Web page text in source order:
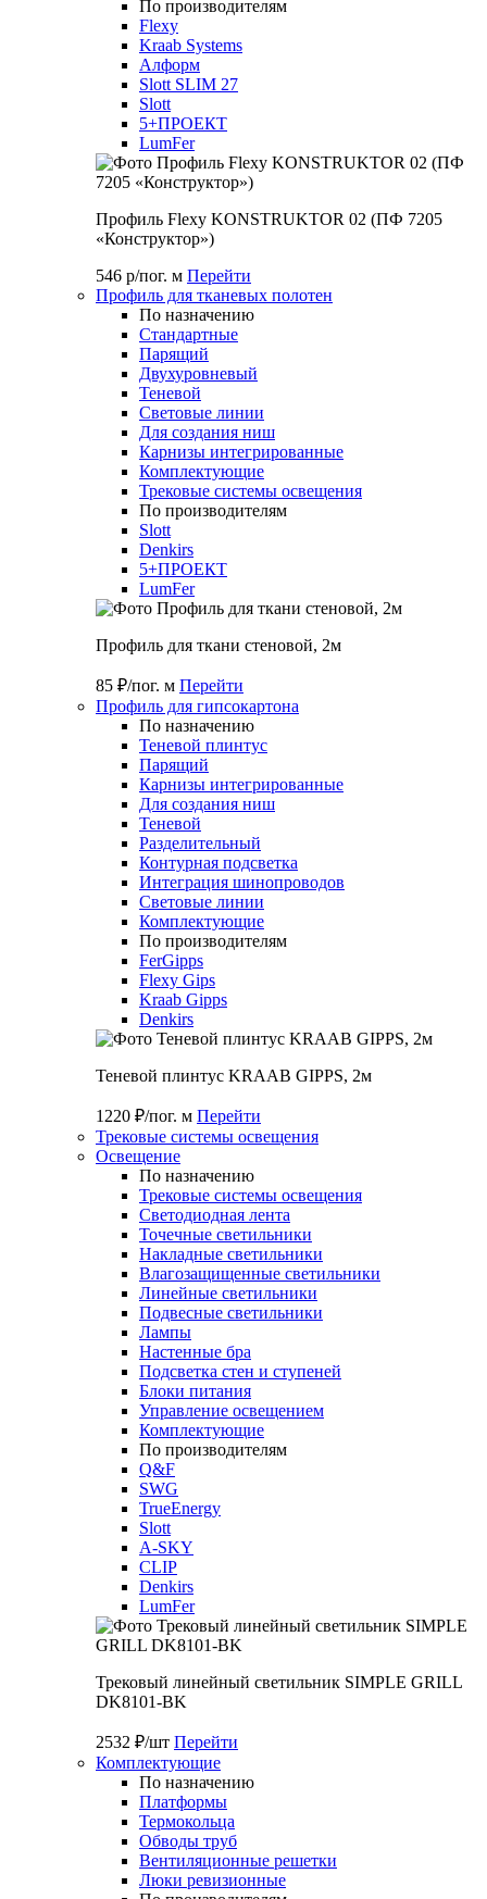
По производителям
Flexy
Kraab Systems
Алформ
Slott SLIM 27
Slott
5+ПРОЕКТ
LumFer
Профиль Flexy KONSTRUKTOR 02 (ПФ 7205
«Конструктор»)
546 р/пог. м Перейти
Профиль для тканевых полотен
По назначению
Стандартные
Парящий
Двухуровневый
Теневой
Световые линии
Для создания ниш
Карнизы интегрированные
Комплектующие
Трековые системы освещения
По производителям
Slott
Denkirs
5+ПРОЕКТ
LumFer
Профиль для ткани стеновой, 2м
85 ₽/пог. м Перейти
Профиль для гипсокартона
По назначению
Теневой плинтус
Парящий
Карнизы интегрированные
Для создания ниш
Теневой
Разделительный
Контурная подсветка
Интеграция шинопроводов
Световые линии
Комплектующие
По производителям
FerGipps
Flexy Gips
Kraab Gipps
Denkirs
Теневой плинтус KRAAB GIPPS, 2м
1220 ₽/пог. м Перейти
Трековые системы освещения
Освещение
По назначению
Трековые системы освещения
Светодиодная лента
Точечные светильники
Накладные светильники
Влагозащищенные светильники
Линейные светильники
Подвесные светильники
Лампы
Настенные бра
Подсветка стен и ступеней
Блоки питания
Управление освещением
Комплектующие
По производителям
Q&F
SWG
TrueEnergy
Slott
A-SKY
CLIP
Denkirs
LumFer
Трековый линейный светильник SIMPLE GRILL
DK8101-BK
2532 ₽/шт Перейти
Комплектующие
По назначению
Платформы
Термокольца
Обводы труб
Вентиляционные решетки
Люки ревизионные